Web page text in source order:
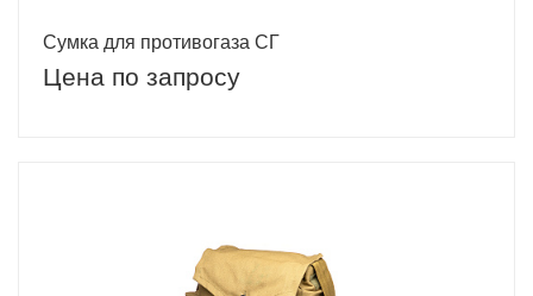
Сумка для противогаза СГ
Цена по запросу